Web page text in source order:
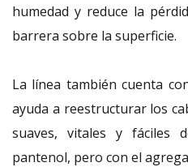
humedad y reduce la
barrera sobre la superficie.
La línea también cuenta
ayuda a reestructurar los
suaves, vitales y fáciles
pantenol, pero con el